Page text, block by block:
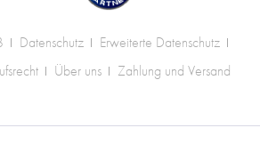
Datenschutz
Erweiterte Datenschutz
Über uns Zahlung und Versand